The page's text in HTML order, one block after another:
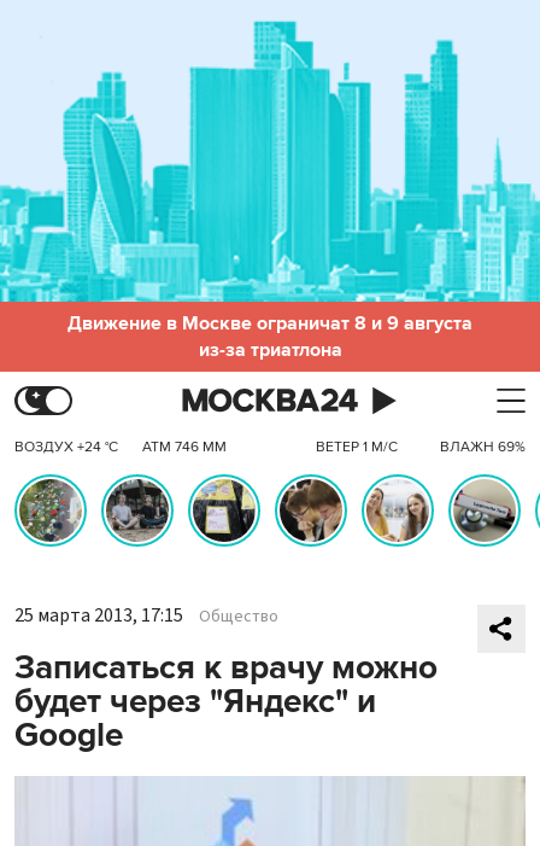
Движение в Москве ограничат 8 и 9 августа
из-за триатлона
ВОЗДУХ +24 °C АТМ 746 ММ ВЕТЕР 1 М/С ВЛАЖН 69%
25 марта 2013, 17:15 Общество
Записаться к врачу можно
будет через "Яндекс" и
Google